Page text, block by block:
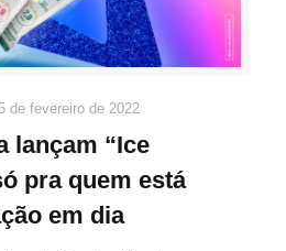
de fevereiro de 2022
lançam “Ice
pra quem está
em dia